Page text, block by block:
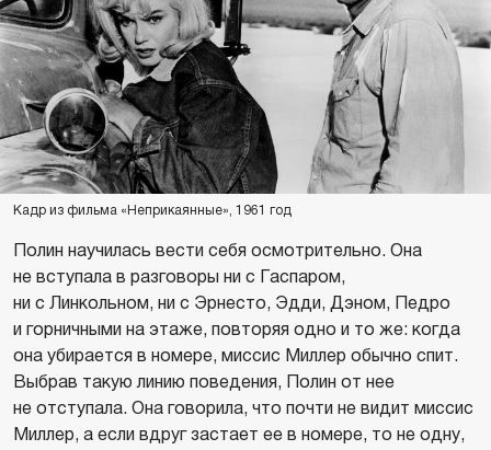
Кадр из фильма «Неприкаянные», 1961 год
Полин научилась вести себя осмотрительно. Она
не вступала в разговоры ни с Гаспаром,
ни с Линкольном, ни с Эрнесто, Эдди, Дэном, Педро
и горничными на этаже, повторяя одно и то же: когда
она убирается в номере, миссис Миллер обычно спит.
Выбрав такую линию поведения, Полин от нее
не отступала. Она говорила, что почти не видит миссис
Миллер, а если вдруг застает ее в номере, то не одну,